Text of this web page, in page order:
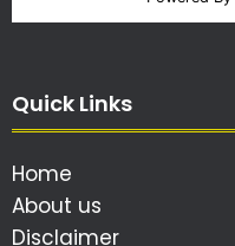
Quick Links
Home
About us
Disclaimer